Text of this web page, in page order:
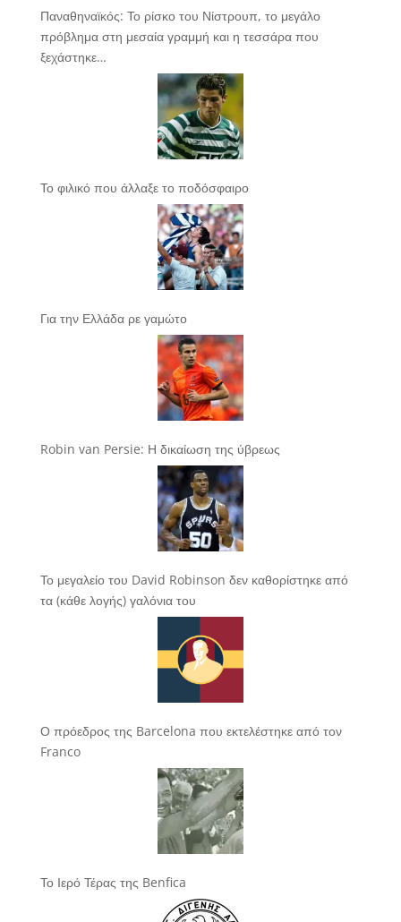
Παναθηναϊκός: Το ρίσκο του Νίστρουπ, το μεγάλο
πρόβλημα στη μεσαία γραμμή και η τεσσάρα που
ξεχάστηκε…
Το φιλικό που άλλαξε το ποδόσφαιρο
Για την Ελλάδα ρε γαμώτο
Robin van Persie: Η δικαίωση της ύβρεως
Το μεγαλείο του David Robinson δεν καθορίστηκε από
τα (κάθε λογής) γαλόνια του
Ο πρόεδρος της Barcelona που εκτελέστηκε από τον
Franco
Το Ιερό Τέρας της Benfica